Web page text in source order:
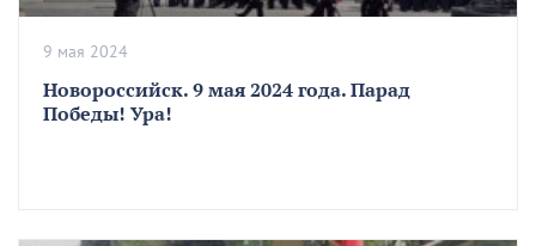
Новороссийск. 9 мая 2024 года. Парад
Победы! Ура!
9 мая 2024